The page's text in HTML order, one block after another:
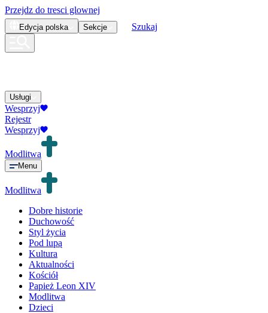
Przejdz do tresci glownej
Edycja polska Sekcje Szukaj
Usługi
Wesprzyj
Rejestr
Wesprzyj
Modlitwa
Menu
Modlitwa
Dobre historie
Duchowość
Styl życia
Pod lupą
Kultura
Aktualności
Kościół
Papież Leon XIV
Modlitwa
Dzieci